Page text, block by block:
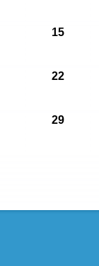
15
22
29